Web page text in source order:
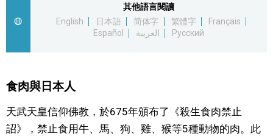
政治外交
社會
財經
文化
其他語言閱讀
English
日本語 简体字 繁體字
Français
Español
العربية Русский
食肉與日本人
天武天皇信仰佛教，於675年頒布了《殺生食肉禁止
詔》，禁止食用牛、馬、狗、雞、猴等5種動物的肉。此